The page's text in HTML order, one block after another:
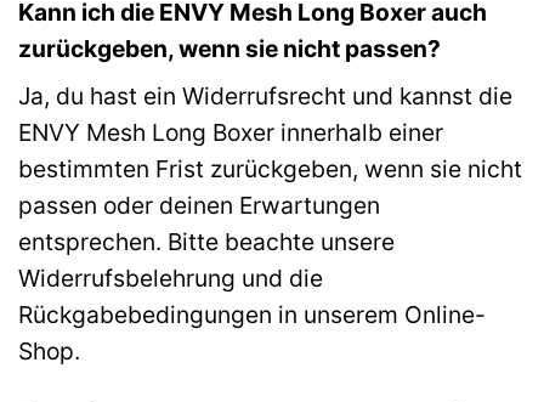
Kann ich die ENVY Mesh Long Boxer auch
zurückgeben, wenn sie nicht passen?
Ja, du hast ein Widerrufsrecht und kannst die
ENVY Mesh Long Boxer innerhalb einer
bestimmten Frist zurückgeben, wenn sie nicht
passen oder deinen Erwartungen
entsprechen. Bitte beachte unsere
Widerrufsbelehrung und die
Rückgabebedingungen in unserem Online-
Shop.